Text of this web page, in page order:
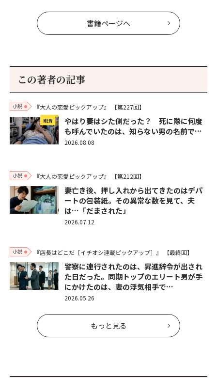
書籍ページへ
この著者の記事
小説 『大人の恋愛ピックアップ』 【第227回】
やはり妻はシた側だった？ 死に際に何度
も呼んでいたのは、知らない男の名前で…
2026.08.08
小説 『大人の恋愛ピックアップ』 【第212回】
妻亡き後、押し入れから出てきたのはデパ
ートの包装紙。その異常な数を見て、夫
は…「だまされた」
2026.07.12
小説 『店長はどこだ［イチオシ連載ピックアップ］』 【最終回】
警察に連行されたのは、昇進辞令が出され
た日だった。同期トップのエリート男が手
にかけたのは、妻の浮気相手で…
2026.05.26
もっと見る